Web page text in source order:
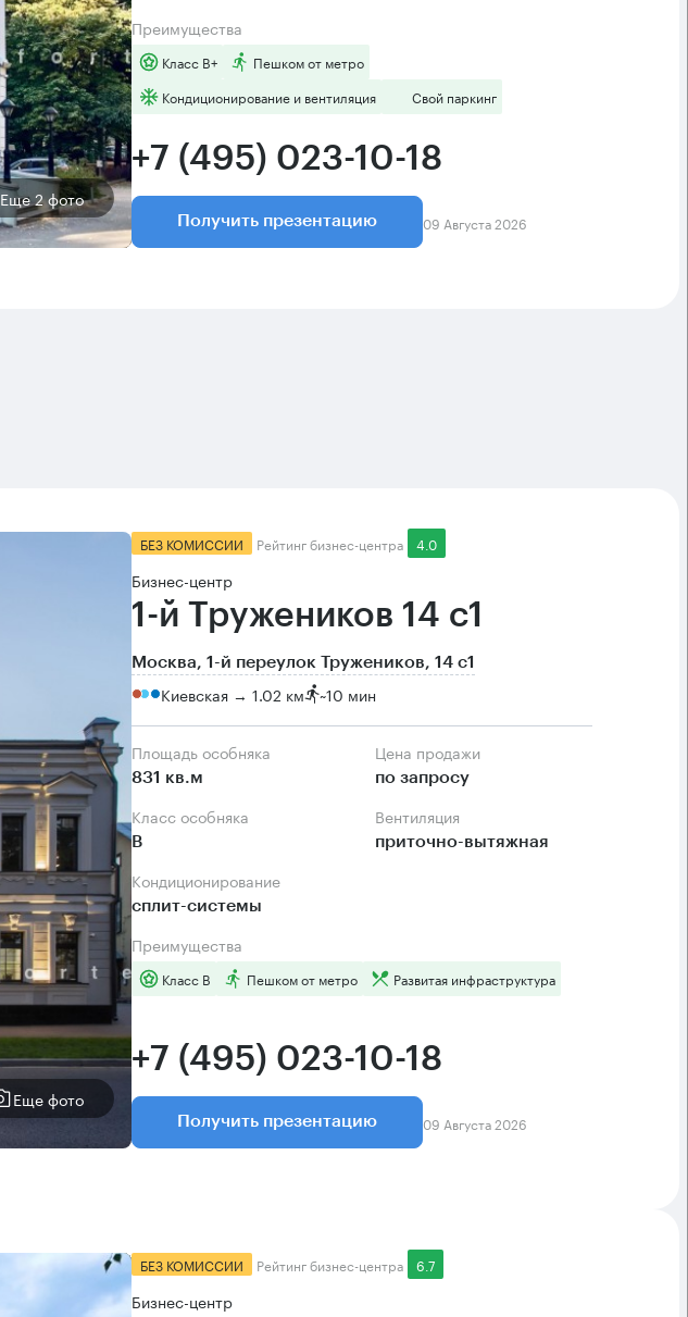
Еще 2 фото
Преимущества
Класс B+
Пешком от метро
Кондиционирование и вентиляция
Свой паркинг
+7 (495) 023-10-18
Получить презентацию 09 Августа 2026
Еще фото
БЕЗ КОМИССИИ Рейтинг бизнес-центра 4.0
Бизнес-центр
1-й Тружеников 14 с1
Москва, 1-й переулок Тружеников, 14 с1
Киевская → 1.02 км ~10 мин
Площадь особняка
831 кв.м
Цена продажи
по запросу
Класс особняка
B
Вентиляция
приточно-вытяжная
Кондиционирование
сплит-системы
Преимущества
Класс B Пешком от метро Развитая инфраструктура
+7 (495) 023-10-18
Получить презентацию 09 Августа 2026
БЕЗ КОМИССИИ Рейтинг бизнес-центра 6.7
Бизнес-центр